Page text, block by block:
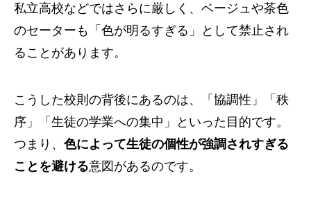
私立高校などではさらに厳しく、ベージュや茶色
のセーターも「色が明るすぎる」として禁止され
ることがあります。
こうした校則の背後にあるのは、「協調性」「秩
序」「生徒の学業への集中」といった目的です。
つまり、 色によって生徒の個性が強調されすぎる
ことを避ける意図があるのです。